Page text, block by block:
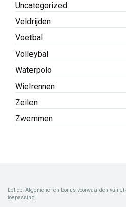
Uncategorized
Veldrijden
Voetbal
Volleybal
Waterpolo
Wielrennen
Zeilen
Zwemmen
Let op: Algemene- en bonus-voorwaarden van
toepassing.